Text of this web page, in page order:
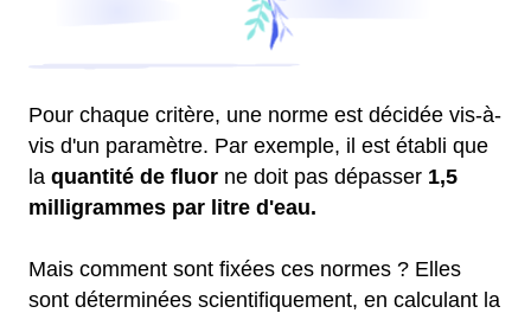
Pour chaque critère, une norme est décidée vis-à-
vis d'un paramètre. Par exemple, il est établi que
la quantité de fluor ne doit pas dépasser 1,5
milligrammes par litre d'eau.
Mais comment sont fixées ces normes ? Elles
sont déterminées scientifiquement, en calculant la